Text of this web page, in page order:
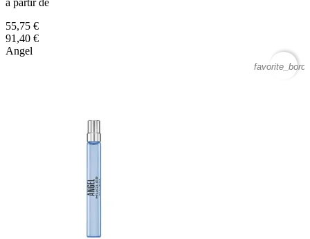
55,75 €
91,40 €
Angel